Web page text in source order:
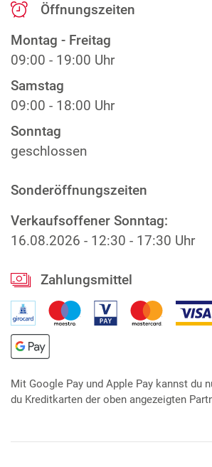
Öffnungszeiten
Montag - Freitag
09:00 - 19:00 Uhr
Samstag
09:00 - 18:00 Uhr
Sonntag
geschlossen
Sonderöffnungszeiten
Verkaufsoffener Sonntag:
16.08.2026 - 12:30 - 17:30 Uhr
Zahlungsmittel
Mit Google Pay und Apple Pay kannst du
du Kreditkarten der oben angezeigten